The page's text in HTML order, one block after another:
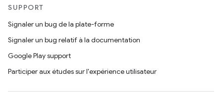
SUPPORT
Signaler un bug de la plate-forme
Signaler un bug relatif à la documentation
Google Play support
Participer aux études sur l'expérience utilisateur